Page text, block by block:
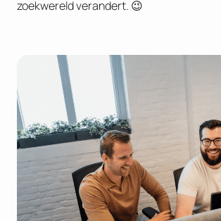
zoekwereld verandert. 😉